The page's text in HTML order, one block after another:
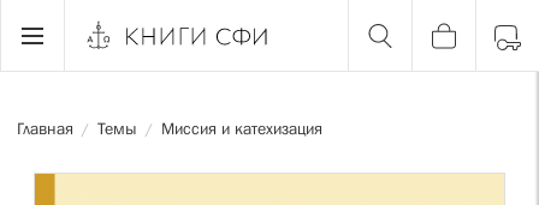
Главная / Темы / Миссия и катехизация